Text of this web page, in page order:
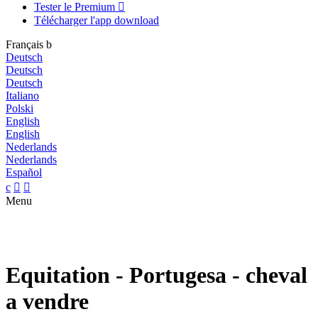
Tester le Premium 
Télécharger l'app download
Français b
Deutsch
Deutsch
Deutsch
Italiano
Polski
English
English
Nederlands
Nederlands
Español
c  
Menu
Equitation - Portugesa - cheval
a vendre